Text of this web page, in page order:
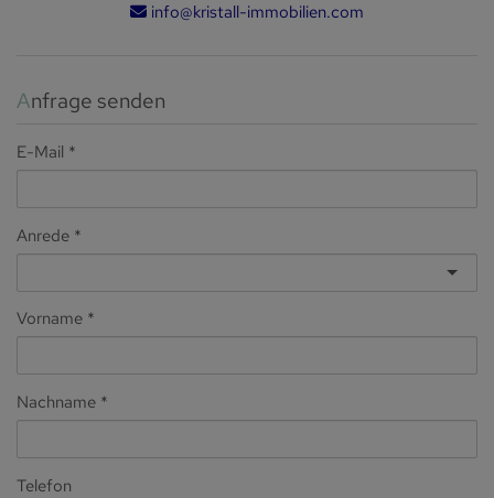
info@kristall-immobilien.com
Anfrage senden
E-Mail
Anrede
Vorname
Nachname
Telefon